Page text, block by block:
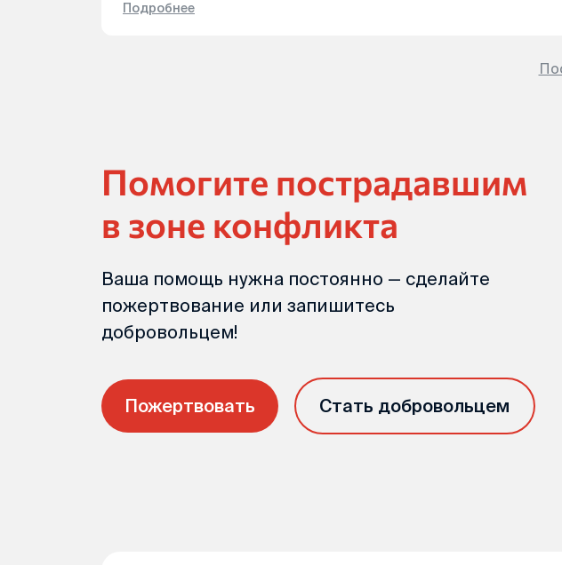
Подробнее
Помогите пострадавшим
в зоне конфликта
Ваша помощь нужна постоянно — сделайте
пожертвование или запишитесь
добровольцем!
Пожертвовать Стать добровольцем